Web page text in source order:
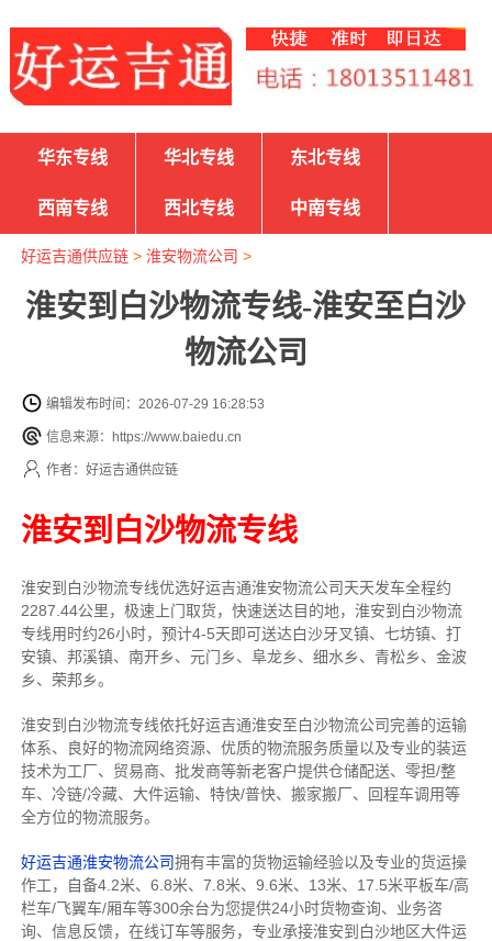
华东专线 华北专线 东北专线
西南专线 西北专线 中南专线
好运吉通供应链> 淮安物流公司 >
淮安到白沙物流专线-淮安至白沙
物流公司
编辑发布时间：2026-07-29 16:28:53
信息来源：https://www.baiedu.cn
作者：好运吉通供应链
淮安到白沙物流专线
淮安到白沙物流专线优选好运吉通淮安物流公司天天发车全程约
2287.44公里， 极速上门取货，快速送达目的地，淮安到白沙物流
专线用时约26小时，预计4-5天即可送达白沙牙叉镇、七坊镇、打
安镇、邦溪镇、南开乡、元门乡、阜龙乡、细水乡、青松乡、金波
乡、荣邦乡。
淮安到白沙物流专线依托好运吉通淮安至白沙物流公司完善的运输
体系、良好的物流网络资源、优质的物流服务质量以及专业的装运
技术为工厂、贸易商、批发商等新老客户提供仓储配送、零担/整
车、冷链/冷藏、大件运输、特快/普快、搬家搬厂、回程车调用等
全方位的物流服务。
好运吉通淮安物流公司拥有丰富的货物运输经验以及专业的货运操
作工，自备4.2米、6.8米、7.8米、9.6米、13米、17.5米平板车/高
栏车/飞翼车/厢车等300余台为您提供24小时货物查询、业务咨
询、信息反馈，在线订车等服务， 专业承接淮安到白沙地区大件运